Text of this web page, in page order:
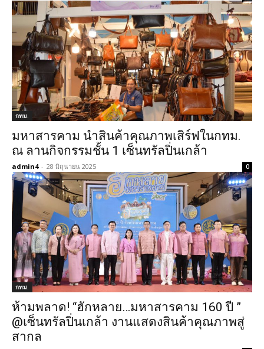
กทม.
มหาสารคาม นำสินค้าคุณภาพเสิร์ฟในกทม.
ณ ลานกิจกรรมชั้น 1 เซ็นทรัลปิ่นเกล้า
admin4 - 28 มิถุนายน 2025 0
กทม.
ห้ามพลาด! “ฮักหลาย…มหาสารคาม 160 ปี ”
@เซ็นทรัลปิ่นเกล้า งานแสดงสินค้าคุณภาพสู่
สากล